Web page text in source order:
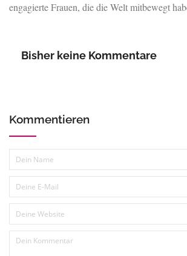
engagierte Frauen, die die Welt mitbewegt
Bisher keine Kommentare
Kommentieren